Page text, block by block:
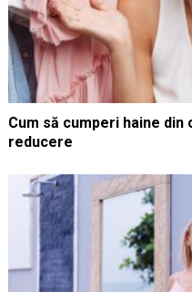
Cum să cumperi haine
reducere